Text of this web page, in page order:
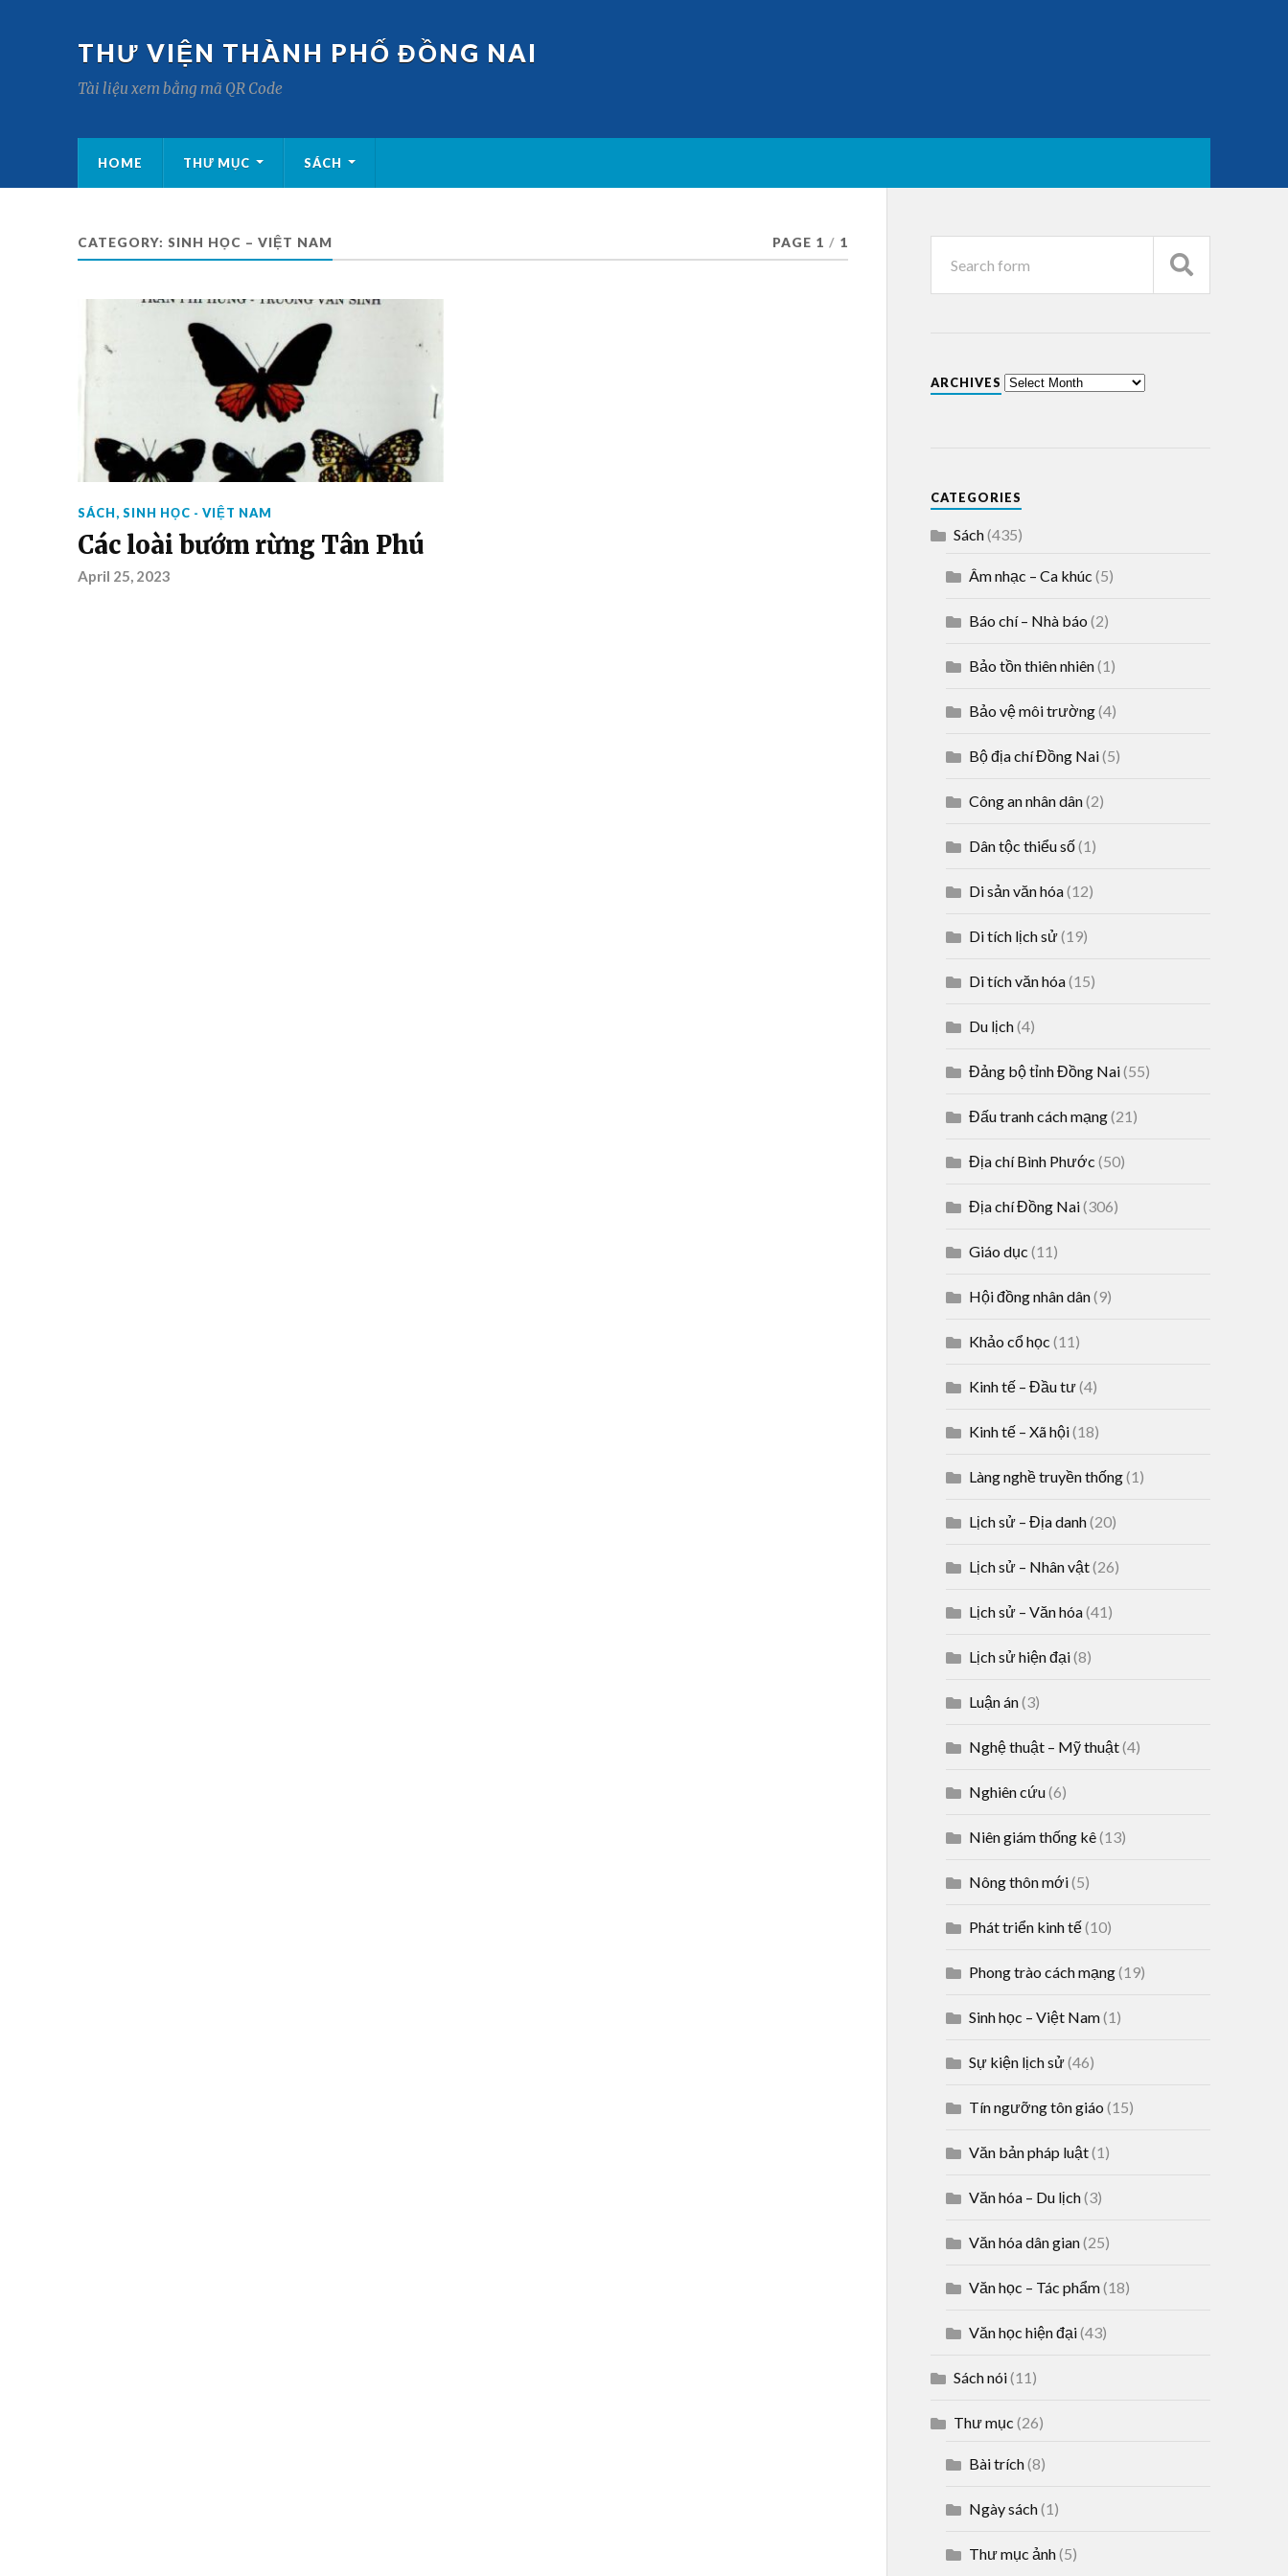
THƯ VIỆN THÀNH PHỐ ĐỒNG NAI
Tài liệu xem bằng mã QR Code
HOME THƯ MỤC SÁCH
CATEGORY: SINH HỌC – VIỆT NAM PAGE 1 / 1
SÁCH, SINH HỌC - VIỆT NAM
Các loài bướm rừng Tân Phú
April 25, 2023
ARCHIVES
CATEGORIES
Sách(435)
Âm nhạc – Ca khúc (5)
Báo chí – Nhà báo (2)
Bảo tồn thiên nhiên(1)
Bảo vệ môi trường(4)
Bộ địa chí Đồng Nai(5)
Công an nhân dân(2)
Dân tộc thiểu số(1)
Di sản văn hóa(12)
Di tích lịch sử(19)
Di tích văn hóa(15)
Du lịch(4)
Đảng bộ tỉnh Đồng Nai(55)
Đấu tranh cách mạng(21)
Địa chí Bình Phước (50)
Địa chí Đồng Nai(306)
Giáo dục (11)
Hội đồng nhân dân(9)
Khảo cổ học (11)
Kinh tế – Đầu tư(4)
Kinh tế – Xã hội(18)
Làng nghề truyền thống(1)
Lịch sử – Địa danh(20)
Lịch sử – Nhân vật(26)
Lịch sử – Văn hóa(41)
Lịch sử hiện đại(8)
Luận án(3)
Nghệ thuật – Mỹ thuật(4)
Nghiên cứu(6)
Niên giám thống kê(13)
Nông thôn mới(5)
Phát triển kinh tế(10)
Phong trào cách mạng(19)
Sinh học – Việt Nam(1)
Sự kiện lịch sử(46)
Tín ngưỡng tôn giáo (15)
Văn bản pháp luật(1)
Văn hóa – Du lịch(3)
Văn hóa dân gian(25)
Văn học – Tác phẩm(18)
Văn học hiện đại(43)
Sách nói(11)
Thư mục (26)
Bài trích(8)
Ngày sách(1)
Thư mục ảnh(5)